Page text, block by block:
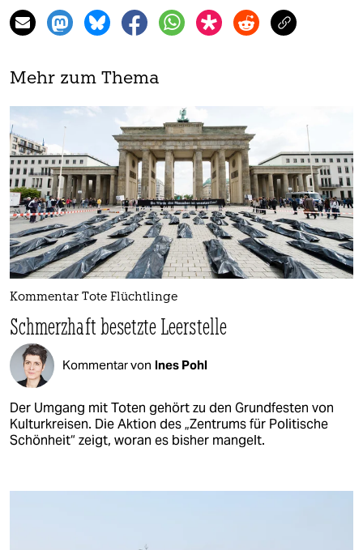
Mehr zum Thema
Kommentar Tote Flüchtlinge
Schmerzhaft besetzte Leerstelle
Kommentar von Ines Pohl
Der Umgang mit Toten gehört zu den Grundfesten von
Kulturkreisen. Die Aktion des „Zentrums für Politische
Schönheit“ zeigt, woran es bisher mangelt.